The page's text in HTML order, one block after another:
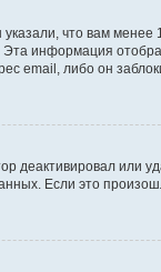
что вам менее
информация
email, либо он
деактивировал или
Если это